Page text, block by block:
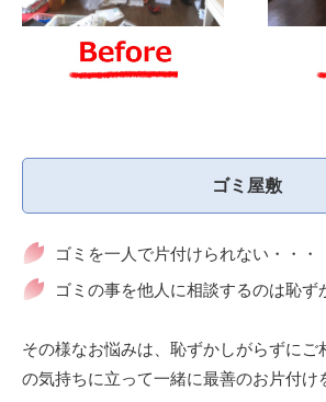
ゴミ屋敷
ゴミを一人で片付けられない・・・
ゴミの事を他人に相談するのは恥ず
その様なお悩みは、恥ずかしがらずにご
の気持ちに立って一緒に最善のお片付け